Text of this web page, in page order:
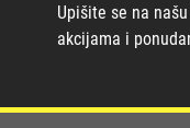
Upišite se na
akcijama i